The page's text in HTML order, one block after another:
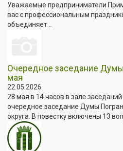
Уважаемые предприниматели
вас с профессиональным
объединяет...
Очередное заседание
мая
22.05.2026
28 мая в 14 часов в зале
очередное заседание Думы
округа. В повестку включены 13